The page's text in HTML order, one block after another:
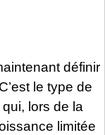
définir
le type de
lors de la
limitée